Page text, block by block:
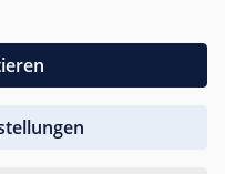
ab 50,- EUR
Gewicht abgerechnet